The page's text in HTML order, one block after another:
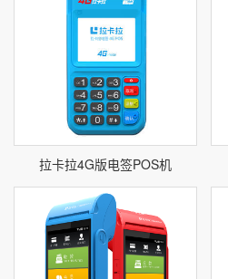
拉卡拉4G版电签POS机